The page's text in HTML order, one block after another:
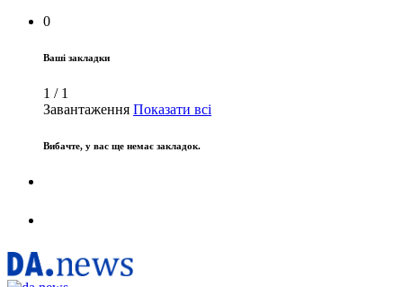
0
Ваші закладки
1 / 1
Завантаження Показати всі
Вибачте, у вас ще немає закладок.